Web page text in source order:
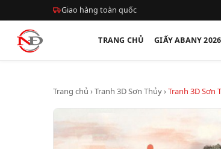
Giao hàng toàn quốc
TRANG CHỦ GIẤY ABANY 2026
Trang chủ ›Tranh 3D Sơn Thủy›Tranh 3D Sơn